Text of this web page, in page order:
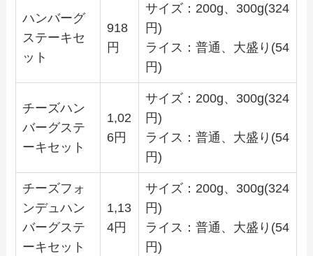
ハンバーグ
ステーキセ
ット
918
円
サイズ：200g、300g(324
円)
ライス：普通、大盛り(54
円)
チーズハン
バーグステ
ーキセット
1,02
6円
サイズ：200g、300g(324
円)
ライス：普通、大盛り(54
円)
チーズフォ
ンデュハン
バーグステ
ーキセット
1,13
4円
サイズ：200g、300g(324
円)
ライス：普通、大盛り(54
円)